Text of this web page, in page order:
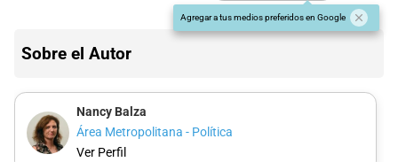
Agregar a tus medios preferidos en Google
Sobre el Autor
Nancy Balza
Área Metropolitana - Política
Ver Perfil